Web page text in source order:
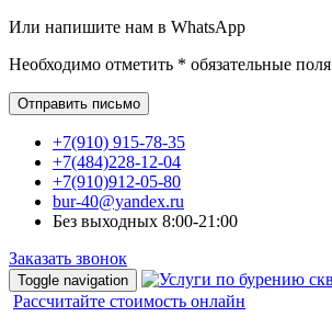
Или напишите нам в WhatsApp
Необходимо отметить * обязательные поля
+7(910) 915-78-35
+7(484)228-12-04
+7(910)912-05-80
bur-40@yandex.ru
Без выходных 8:00-21:00
Заказать звонок
Toggle navigation
Рассчитайте стоимость онлайн